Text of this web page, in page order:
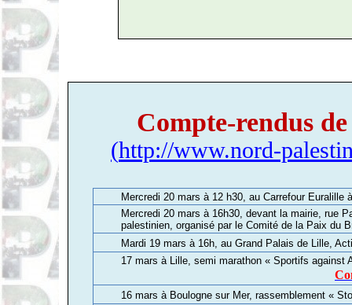
Compte-rendus
(http://www.nord-
Mercredi 20 mars à 12 h30, au Carrefour Euralille
Mercredi 20 mars à 16h30, devant la mairie, rue
palestinien, organisé par le Comité de la Paix du
Mardi 19 mars à 16h, au Grand Palais de Lille,
17 mars à Lille, semi marathon « Sportifs against
16 mars à Boulogne sur Mer, rassemblement «